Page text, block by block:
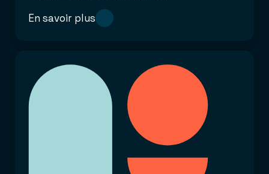
En savoir plus